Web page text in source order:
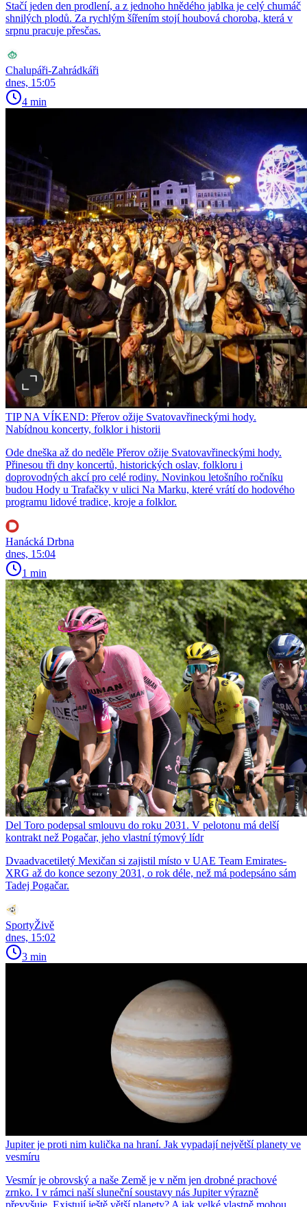
Stačí jeden den prodlení, a z jednoho hnědého jablka je celý chumáč
shnilých plodů. Za rychlým šířením stojí houbová choroba, která v
srpnu pracuje přesčas.
Chalupáři-Zahrádkáři
dnes, 15:05
4 min
TIP NA VÍKEND: Přerov ožije Svatovavřineckými hody.
Nabídnou koncerty, folklor i historii
Ode dneška až do neděle Přerov ožije Svatovavřineckými hody.
Přinesou tři dny koncertů, historických oslav, folkloru i
doprovodných akcí pro celé rodiny. Novinkou letošního ročníku
budou Hody u Trafačky v ulici Na Marku, které vrátí do hodového
programu lidové tradice, kroje a folklor.
Hanácká Drbna
dnes, 15:04
1 min
Del Toro podepsal smlouvu do roku 2031. V pelotonu má delší
kontrakt než Pogačar, jeho vlastní týmový lídr
Dvaadvacetiletý Mexičan si zajistil místo v UAE Team Emirates-
XRG až do konce sezony 2031, o rok déle, než má podepsáno sám
Tadej Pogačar.
SportyŽivě
dnes, 15:02
3 min
Jupiter je proti nim kulička na hraní. Jak vypadají největší planety ve
vesmíru
Vesmír je obrovský a naše Země je v něm jen drobné prachové
zrnko. I v rámci naší sluneční soustavy nás Jupiter výrazně
převyšuje. Existují ještě větší planety? A jak velké vlastně mohou